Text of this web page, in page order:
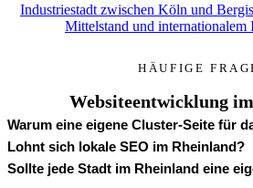
Industriestadt zwischen Köln und
Mittelstand und internationalem
HÄUFIGE
Websiteentwicklung
Warum eine eigene Cluster-Seite für
Lohnt sich lokale SEO im Rheinland?
Sollte jede Stadt im Rheinland eine